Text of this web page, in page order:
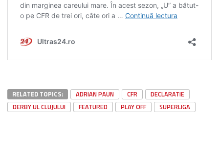
RELATED TOPICS: ADRIAN PAUN CFR
DECLARATIE
DERBY UL CLUJULUI
FEATURED PLAY OFF SUPERLIGA